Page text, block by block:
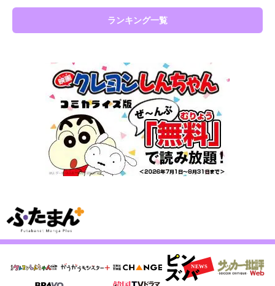
ランキング一覧